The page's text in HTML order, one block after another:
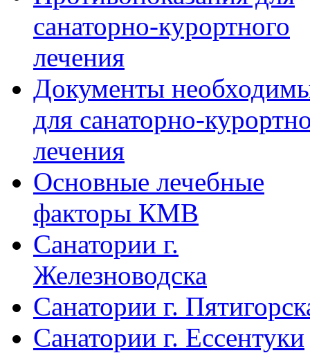
санаторно-курортного
лечения
Документы
для санаторно-
лечения
Основные лечебные
факторы КМВ
Санатории г.
Железноводска
Санатории г.
Санатории г. Ессентуки